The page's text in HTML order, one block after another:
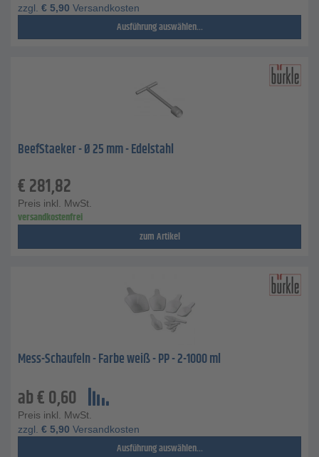
zzgl. € 5,90 Versandkosten
Ausführung auswählen...
BeefStaeker - Ø 25 mm - Edelstahl
€281,82
Preis inkl. MwSt.
versandkostenfrei
zum Artikel
Mess-Schaufeln - Farbe weiß - PP - 2-1000 ml
ab€0,60
Preis inkl. MwSt.
zzgl. € 5,90 Versandkosten
Ausführung auswählen...